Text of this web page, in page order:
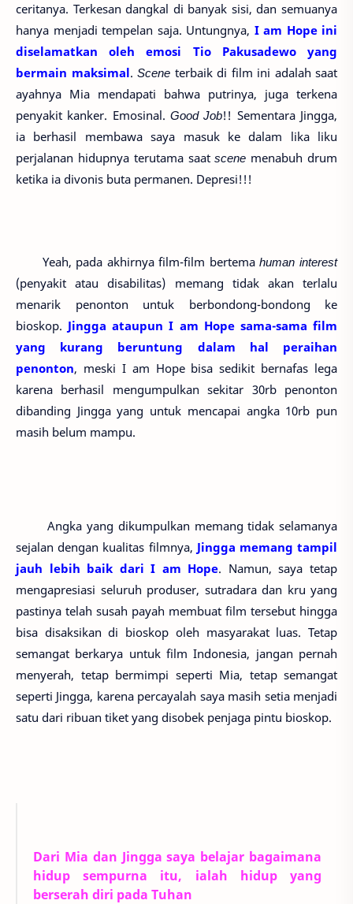
ceritanya. Terkesan dangkal di banyak sisi, dan semuanya
hanya menjadi tempelan saja. Untungnya, I am Hope ini
diselamatkan oleh emosi Tio Pakusadewo yang
bermain maksimal. Scene terbaik di film ini adalah saat
ayahnya Mia mendapati bahwa putrinya, juga terkena
penyakit kanker. Emosinal. Good Job!! Sementara Jingga,
ia berhasil membawa saya masuk ke dalam lika liku
perjalanan hidupnya terutama saatscene menabuh drum
ketika ia divonis buta permanen. Depresi!!!
Yeah, pada akhirnya film-film bertemahuman interest
(penyakit atau disabilitas) memang tidak akan terlalu
menarik penonton untuk berbondong-bondong ke
bioskop. Jingga ataupun I am Hope sama-sama film
yang kurang beruntung dalam hal peraihan
penonton, meski I am Hope bisa sedikit bernafas lega
karena berhasil mengumpulkan sekitar 30rb penonton
dibanding Jingga yang untuk mencapai angka 10rb pun
masih belum mampu.
Angka yang dikumpulkan memang tidak selamanya
sejalan dengan kualitas filmnya, Jingga memang tampil
jauh lebih baik dari I am Hope. Namun, saya tetap
mengapresiasi seluruh produser, sutradara dan kru yang
pastinya telah susah payah membuat film tersebut hingga
bisa disaksikan di bioskop oleh masyarakat luas. Tetap
semangat berkarya untuk film Indonesia, jangan pernah
menyerah, tetap bermimpi seperti Mia, tetap semangat
seperti Jingga, karena percayalah saya masih setia menjadi
satu dari ribuan tiket yang disobek penjaga pintu bioskop.
Dari Mia dan Jingga saya belajar bagaimana
hidup sempurna itu, ialah hidup yang
berserah diri pada Tuhan